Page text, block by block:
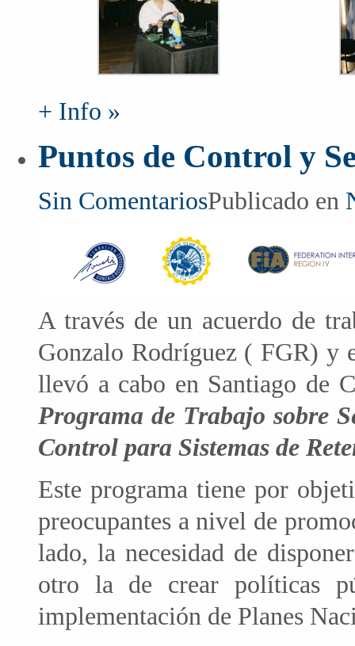
+ Info »
Puntos de Control y
Sin ComentariosPublicado en
A través de un acuerdo de
Gonzalo Rodríguez ( FGR)
llevó a cabo en Santiago de
Programa de Trabajo sobre
Control para Sistemas de
Este programa tiene por
preocupantes a nivel de
lado, la necesidad de
otro la de crear políticas
implementación de Planes